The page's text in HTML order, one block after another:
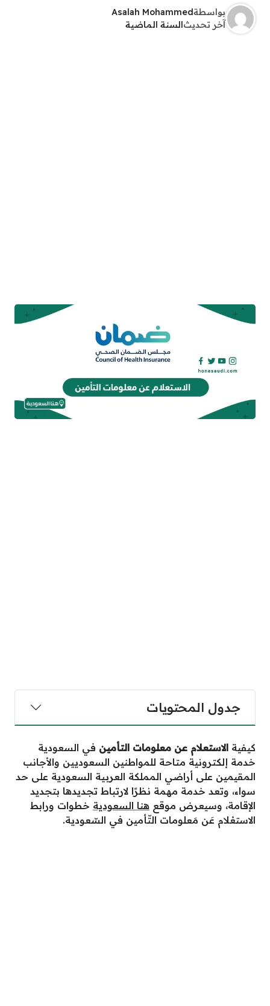
بواسطةAsalah Mohammed
آخر تحديثالسنة الماضية
جدول المحتويات
كيفية الاستعلام عن معلومات التأمين في السعودية
خدمة إلكترونية متاحة للمواطنين السعوديين والأجانب
المقيمين على أراضي المملكة العربية السعودية على حد
سواء، وتعد خدمة مهمة نظرًا لارتباط تجديدها بتجديد
الإقامة، وسيعرض موقع هنا السعودية خطوات ورابط
الاستعْلام عَن مَعلومات التّأمين في السّعودية.